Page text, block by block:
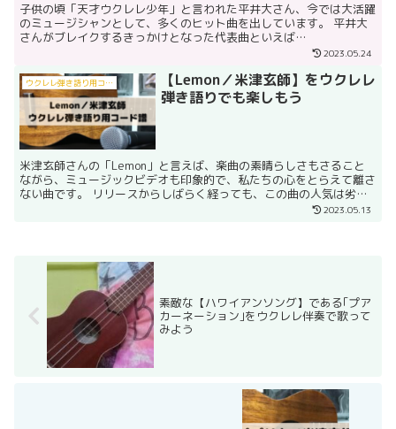
子供の頃「天才ウクレレ少年」と言われた平井大さん、今では大活躍
のミュージシャンとして、多くのヒット曲を出しています。 平井大
さんがブレイクするきっかけとなった代表曲といえば
2023.05.24
ウクレレ弾き語り用コード譜
【Lemon／米津玄師】をウクレレ
弾き語りでも楽しもう
米津玄師さんの「Lemon」と言えば、楽曲の素晴らしさもさること
ながら、ミュージックビデオも印象的で、私たちの心をとらえて離さ
ない曲です。 リリースからしばらく経っても、この曲の人気は劣る
ことなく、ミュージックビデオとともに、何度となくテレ...2023.05.13
素敵な【ハワイアンソング】である｢プア
カーネーション｣をウクレレ伴奏で歌って
みよう